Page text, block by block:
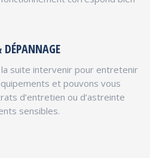
suite intervenir pour entretenir
et pouvons vous
d’entretien ou d’astreinte
sensibles.